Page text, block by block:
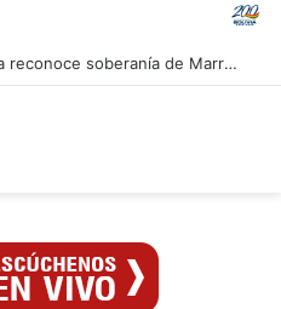
Presidenta Rodríguez evaluó con equipo económico ejecución de financiamientos para atender afectaciones post-sismos